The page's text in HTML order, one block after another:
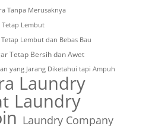
Tanpa Merusaknya
Tetap Lembut
Lembut dan Bebas Bau
Tetap Bersih dan Awet
yang Jarang Diketahui tapi Ampuh
Laundry
Laundry
Laundry Company